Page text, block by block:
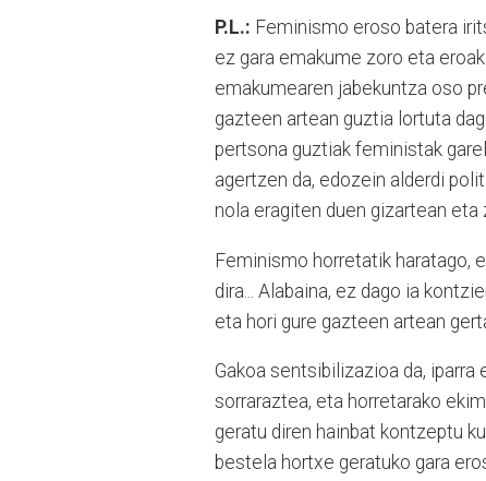
P.L.: Feminismo eroso batera
ez gara emakume zoro eta
emakumearen jabekuntza oso
gazteen artean guztia lortuta
pertsona guztiak feministak
agertzen da, edozein alderdi
nola eragiten duen gizartean eta
Feminismo horretatik haratago,
dira... Alabaina, ez dago ia
eta hori gure gazteen artean
Gakoa sentsibilizazioa da,
sorraraztea, eta horretarako
geratu diren hainbat kontzeptu
bestela hortxe geratuko gara